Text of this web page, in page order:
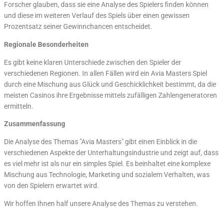
Forscher glauben, dass sie eine Analyse des Spielers finden können
und diese im weiteren Verlauf des Spiels über einen gewissen
Prozentsatz seiner Gewinnchancen entscheidet.
Regionale Besonderheiten
Es gibt keine klaren Unterschiede zwischen den Spieler der
verschiedenen Regionen. In allen Fällen wird ein Avia Masters Spiel
durch eine Mischung aus Glück und Geschicklichkeit bestimmt, da die
meisten Casinos ihre Ergebnisse mittels zufälligen Zahlengeneratoren
ermitteln.
Zusammenfassung
Die Analyse des Themas "Avia Masters" gibt einen Einblick in die
verschiedenen Aspekte der Unterhaltungsindustrie und zeigt auf, dass
es viel mehr ist als nur ein simples Spiel. Es beinhaltet eine komplexe
Mischung aus Technologie, Marketing und sozialem Verhalten, was
von den Spielern erwartet wird.
Wir hoffen Ihnen half unsere Analyse des Themas zu verstehen.